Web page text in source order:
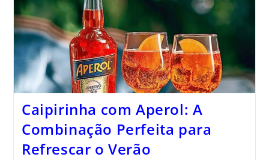
Caipirinha com Aperol: A
Combinação Perfeita para
Refrescar o Verão